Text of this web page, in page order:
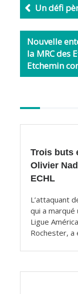
b
o
o
k
l
Un défi
Nouvelle
la MRC des
Etchemin
articles
Trois buts
Olivier
ECHL
L’attaquant
qui a marqué
Ligue
Rochester, a